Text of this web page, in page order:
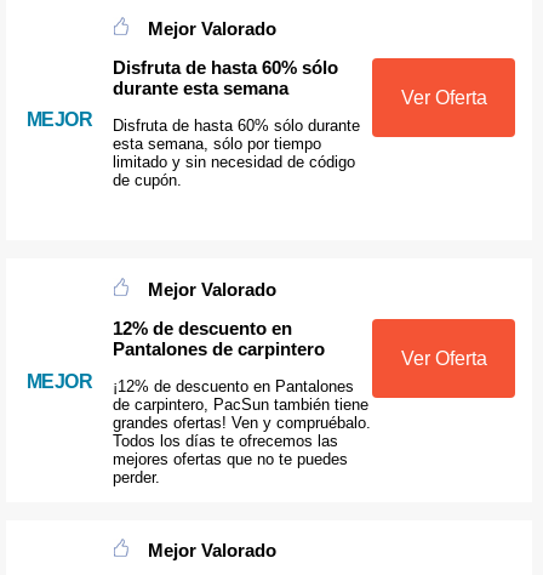
MEJOR
Mejor Valorado
Disfruta de hasta 60% sólo
durante esta semana
Disfruta de hasta 60% sólo durante
esta semana, sólo por tiempo
limitado y sin necesidad de código
de cupón.
Ver Oferta
MEJOR
Mejor Valorado
12% de descuento en
Pantalones de carpintero
¡12% de descuento en Pantalones
de carpintero, PacSun también tiene
grandes ofertas! Ven y compruébalo.
Todos los días te ofrecemos las
mejores ofertas que no te puedes
perder.
Ver Oferta
Mejor Valorado